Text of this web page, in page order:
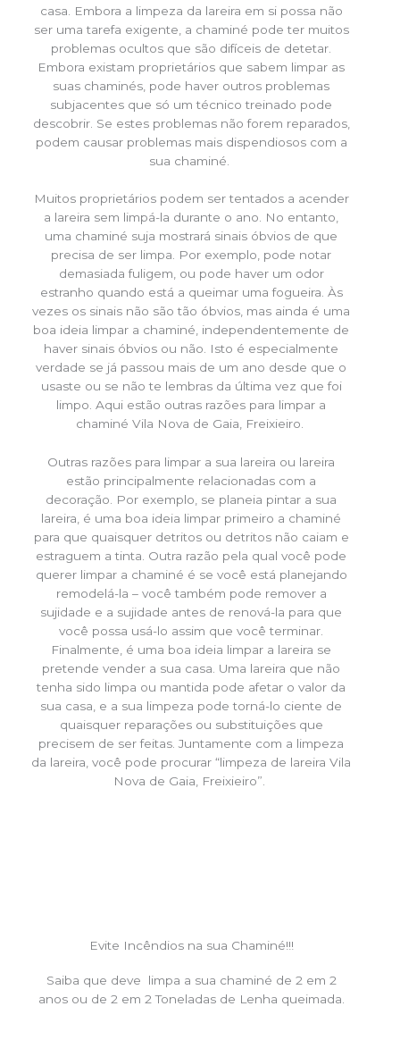
casa. Embora a limpeza da lareira em si possa não
ser uma tarefa exigente, a chaminé pode ter muitos
problemas ocultos que são difíceis de detetar.
Embora existam proprietários que sabem limpar as
suas chaminés, pode haver outros problemas
subjacentes que só um técnico treinado pode
descobrir. Se estes problemas não forem reparados,
podem causar problemas mais dispendiosos com a
sua chaminé.
Muitos proprietários podem ser tentados a acender
a lareira sem limpá-la durante o ano. No entanto,
uma chaminé suja mostrará sinais óbvios de que
precisa de ser limpa. Por exemplo, pode notar
demasiada fuligem, ou pode haver um odor
estranho quando está a queimar uma fogueira. Às
vezes os sinais não são tão óbvios, mas ainda é uma
boa ideia limpar a chaminé, independentemente de
haver sinais óbvios ou não. Isto é especialmente
verdade se já passou mais de um ano desde que o
usaste ou se não te lembras da última vez que foi
limpo. Aqui estão outras razões para limpar a
chaminé Vila Nova de Gaia, Freixieiro.
Outras razões para limpar a sua lareira ou lareira
estão principalmente relacionadas com a
decoração. Por exemplo, se planeia pintar a sua
lareira, é uma boa ideia limpar primeiro a chaminé
para que quaisquer detritos ou detritos não caiam e
estraguem a tinta. Outra razão pela qual você pode
querer limpar a chaminé é se você está planejando
remodelá-la – você também pode remover a
sujidade e a sujidade antes de renová-la para que
você possa usá-lo assim que você terminar.
Finalmente, é uma boa ideia limpar a lareira se
pretende vender a sua casa. Uma lareira que não
tenha sido limpa ou mantida pode afetar o valor da
sua casa, e a sua limpeza pode torná-lo ciente de
quaisquer reparações ou substituições que
precisem de ser feitas. Juntamente com a limpeza
da lareira, você pode procurar “limpeza de lareira Vila
Nova de Gaia, Freixieiro”.
Evite Incêndios na sua Chaminé!!!
Saiba que deve limpa a sua chaminé de 2 em 2
anos ou de 2 em 2 Toneladas de Lenha queimada.